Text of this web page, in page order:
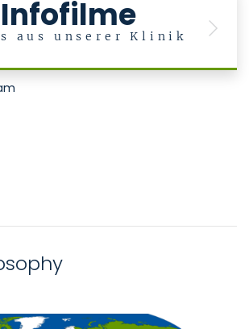
Infofilme
aus unserer Klinik Next
and maxillofacial surgery